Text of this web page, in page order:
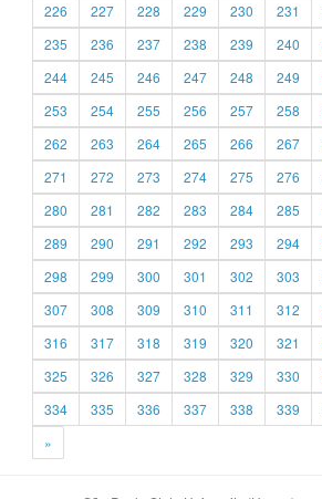
226
227 228 229 230 231
235
236 237 238 239 240
244
245 246 247 248 249
253
254 255 256 257 258
262
263 264 265 266 267
271
272 273 274 275 276
280
281 282 283 284 285
289
290 291 292 293 294
298
299 300 301 302 303
307
308 309 310 311 312
316
317 318 319 320 321
325
326 327 328 329 330
334
335 336 337 338 339
»